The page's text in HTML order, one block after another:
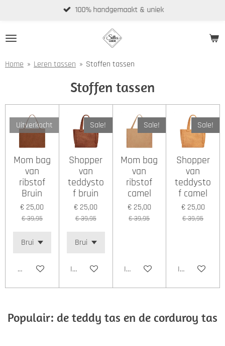
naar
100% handgemaakt & uniek
Home » Leren tassen » Stoffen tassen
Stoffen tassen
Uitverkocht
Mom bag
van
ribstof
Bruin
€ 25,00
€ 39,95
Houd mij op de hoogte
Sale!
Shopper
van
teddysto
f bruin
€ 25,00
€ 39,95
In winkelwagen
Sale!
Mom bag
van
ribstof
camel
€ 25,00
€ 39,95
In winkelwagen
Sale!
Shopper
van
teddysto
f camel
€ 25,00
€ 39,95
In
Populair: de teddy tas en de corduroy tas